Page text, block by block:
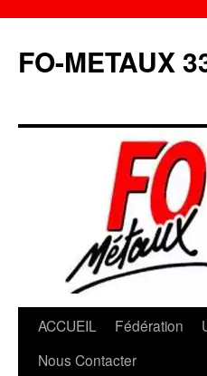
contenu
FO-METAUX
ACCUEIL Fédération
Nous Contacter